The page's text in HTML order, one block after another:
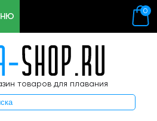
товаров для плавания
0